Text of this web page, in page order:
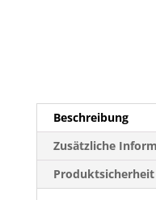
Beschreibung
Zusätzliche
Produktsicherheit